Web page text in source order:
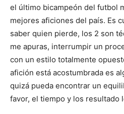
el último bicampeón del futbol
mejores aficiones del país. Es
saber quien pierde, los 2 son
me apuras, interrumpir un
con un estilo totalmente
afición está acostumbrada es
quizá pueda encontrar un
favor, el tiempo y los resultado